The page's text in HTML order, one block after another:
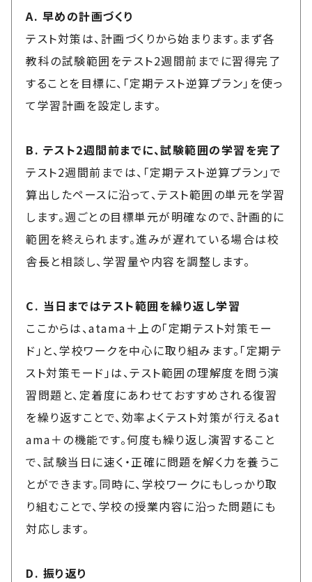
A. 早めの計画づくり
テスト対策は、計画づくりから始まります。まず各
教科の試験範囲をテスト2週間前までに習得完了
することを目標に、「定期テスト逆算プラン」を使っ
て学習計画を設定します。
B. テスト2週間前までに、試験範囲の学習を完了
テスト2週間前までは、「定期テスト逆算プラン」で
算出したペースに沿って、テスト範囲の単元を学習
します。週ごとの目標単元が明確なので、計画的に
範囲を終えられます。進みが遅れている場合は校
舎長と相談し、学習量や内容を調整します。
C. 当日まではテスト範囲を繰り返し学習
ここからは、atama＋上の「定期テスト対策モー
ド」と、学校ワークを中心に取り組みます。「定期テ
スト対策モード」は、テスト範囲の理解度を問う演
習問題と、定着度にあわせておすすめされる復習
を繰り返すことで、効率よくテスト対策が行えるat
ama＋の機能です。何度も繰り返し演習すること
で、試験当日に速く・正確に問題を解く力を養うこ
とができます。同時に、学校ワークにもしっかり取
り組むことで、学校の授業内容に沿った問題にも
対応します。
D. 振り返り